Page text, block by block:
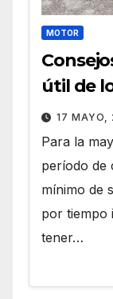
MOTOR
útil de
17 MAYO,
Para la
período de
mínimo de
por tiempo
tener…